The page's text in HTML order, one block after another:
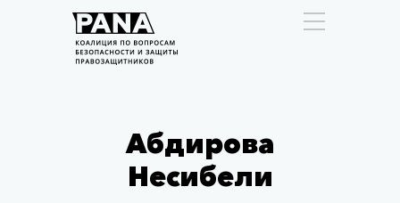
Абдирова
Несибели